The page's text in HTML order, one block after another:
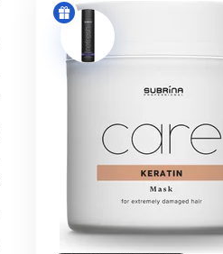
Zvoľte prípravky, ktoré riešia
starostlivosti. Zabudnite na
podľa typu vlasov nájdete
si profesionálnu vlasovú